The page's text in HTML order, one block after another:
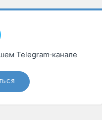
Telegram‑канале